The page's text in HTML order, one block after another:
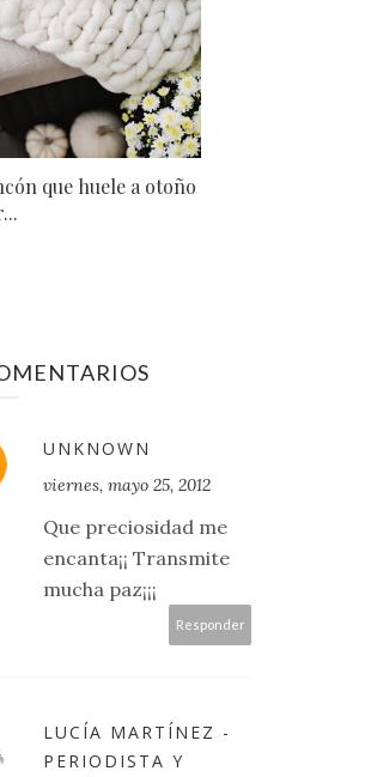
que huele a otoño
UNKNOWN
viernes, mayo 25, 2012
Que preciosidad me
encanta¡¡ Transmite
mucha paz¡¡¡
Responder
LUCÍA MARTÍNEZ -
PERIODISTA Y